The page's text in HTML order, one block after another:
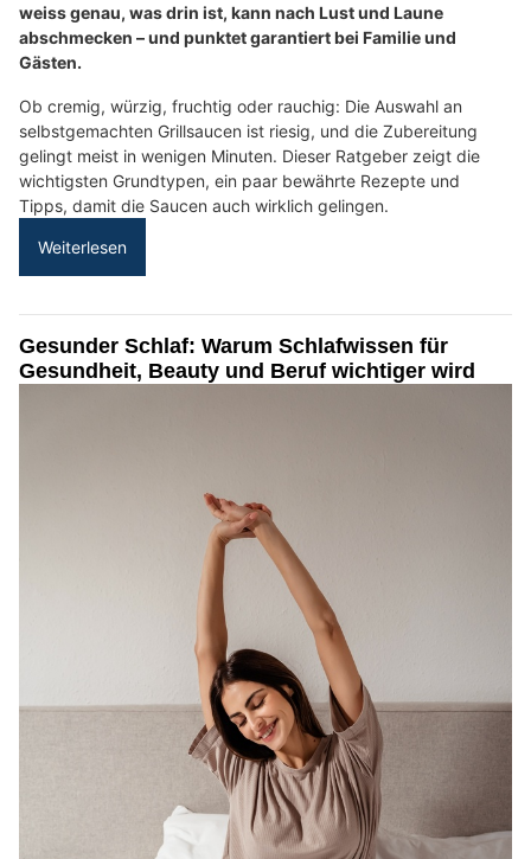
weiss genau, was drin ist, kann nach Lust und Laune
abschmecken – und punktet garantiert bei Familie und
Gästen.
Ob cremig, würzig, fruchtig oder rauchig: Die Auswahl an
selbstgemachten Grillsaucen ist riesig, und die Zubereitung
gelingt meist in wenigen Minuten. Dieser Ratgeber zeigt die
wichtigsten Grundtypen, ein paar bewährte Rezepte und
Tipps, damit die Saucen auch wirklich gelingen.
Weiterlesen
Gesunder Schlaf: Warum Schlafwissen für
Gesundheit, Beauty und Beruf wichtiger wird